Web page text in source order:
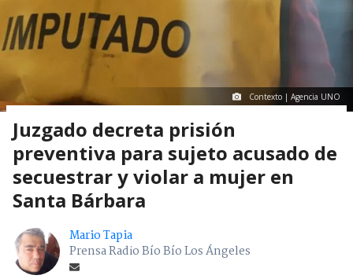
Contexto | Agencia UNO
Juzgado decreta prisión
preventiva para sujeto acusado de
secuestrar y violar a mujer en
Santa Bárbara
Mario Tapia
Prensa Radio Bío Bío Los Ángeles